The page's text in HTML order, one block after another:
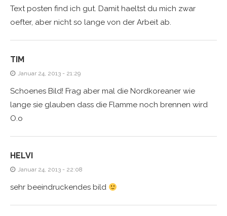
Text posten find ich gut. Damit haeltst du mich zwar
oefter, aber nicht so lange von der Arbeit ab.
TIM
Januar 24, 2013 - 21:29
Schoenes Bild! Frag aber mal die Nordkoreaner wie
lange sie glauben dass die Flamme noch brennen wird
O.o
HELVI
Januar 24, 2013 - 22:08
sehr beeindruckendes bild